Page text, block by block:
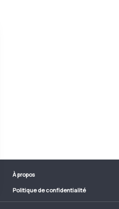
À propos
Politique de confidentialité